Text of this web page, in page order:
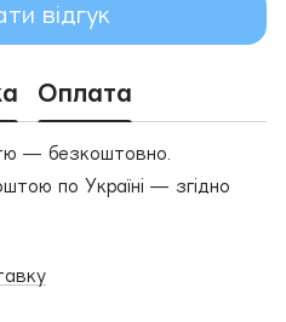
відгук
Оплата
— безкоштовно.
по Україні — згідно